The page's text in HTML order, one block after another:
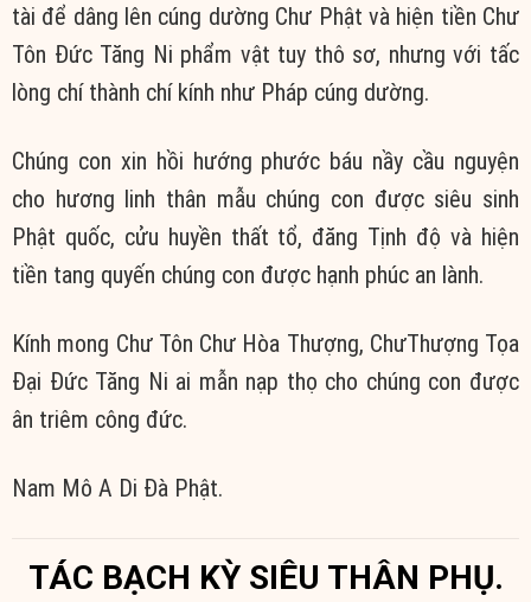
tài để dâng lên cúng dường Chư Phật và hiện tiền Chư
Tôn Đức Tăng Ni phẩm vật tuy thô sơ, nhưng với tấc
lòng chí thành chí kính như Pháp cúng dường.
Chúng con xin hồi hướng phước báu nầy cầu nguyện
cho hương linh thân mẫu chúng con được siêu sinh
Phật quốc, cửu huyền thất tổ, đăng Tịnh độ và hiện
tiền tang quyến chúng con được hạnh phúc an lành.
Kính mong Chư Tôn Chư Hòa Thượng, ChưThượng Tọa
Đại Đức Tăng Ni ai mẫn nạp thọ cho chúng con được
ân triêm công đức.
Nam Mô A Di Đà Phật.
TÁC BẠCH KỲ SIÊU THÂN PHỤ.